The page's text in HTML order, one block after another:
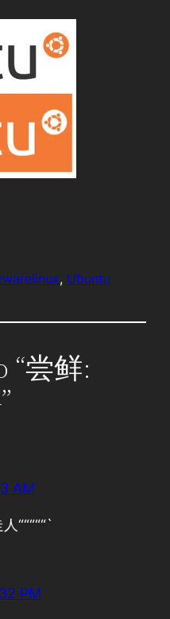
linux, Ubuntu
“尝鲜:
AM
“““““`
PM